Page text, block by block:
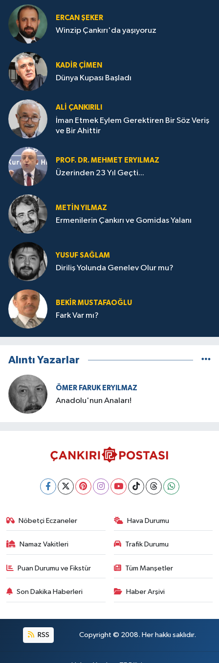
ERCAN ŞEKER
Winzip Çankırı'da yaşıyoruz
KADIR ÇIMEN
Dünya Kupası Başladı
ALI ÇANKIRILI
İman Etmek Eylem Gerektiren Bir Söz Veriş
ve Bir Ahittir
PROF. DR. MEHMET ERYILMAZ
Üzerinden 23 Yıl Geçti...
METIN YILMAZ
Ermenilerin Çankırı ve Gomidas Yalanı
YUSUF SAĞLAM
Diriliş Yolunda Genelev Olur mu?
BEKIR MUSTAFAOĞLU
Fark Var mı?
Alıntı Yazarlar
ÖMER FARUK ERYILMAZ
Anadolu'nun Anaları!
Nöbetçi Eczaneler Hava Durumu
Namaz Vakitleri Trafik Durumu
Puan Durumu ve Fikstür Tüm Manşetler
Son Dakika Haberleri Haber Arşivi
RSS Copyright © 2008. Her hakkı saklıdır.